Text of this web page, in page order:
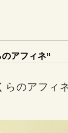
アフィネ”
らのアフィ